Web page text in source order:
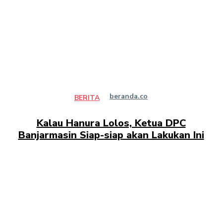
BERITA beranda.co
Kalau Hanura Lolos, Ketua DPC
Banjarmasin Siap-siap akan Lakukan Ini